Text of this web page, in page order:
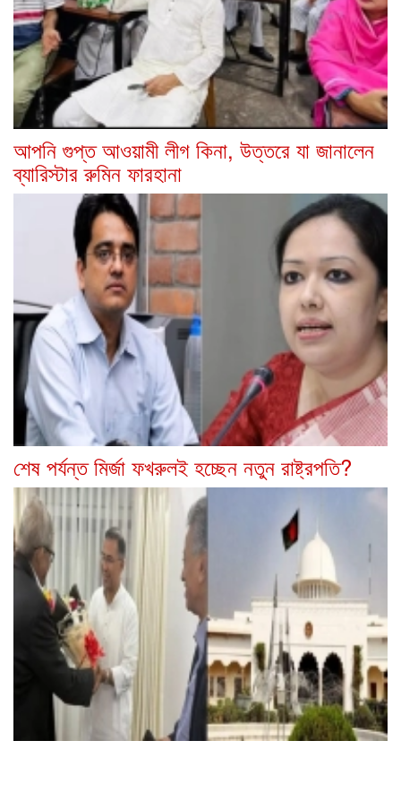
আপনি গুপ্ত আওয়ামী লীগ কিনা, উত্তরে যা জানালেন
ব্যারিস্টার রুমিন ফারহানা
শেষ পর্যন্ত মির্জা ফখরুলই হচ্ছেন নতুন রাষ্ট্রপতি?